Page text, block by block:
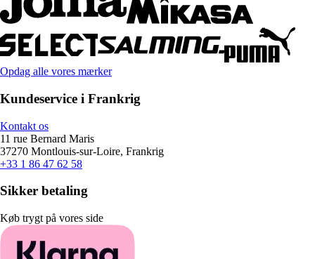
Opdag alle vores mærker
Kundeservice i Frankrig
Kontakt os
11 rue Bernard Maris
37270 Montlouis-sur-Loire, Frankrig
+33 1 86 47 62 58
Sikker betaling
Køb trygt på vores side